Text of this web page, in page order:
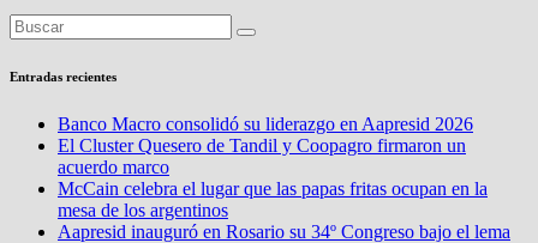
Entradas recientes
Banco Macro consolidó su liderazgo en Aapresid 2026
El Cluster Quesero de Tandil y Coopagro firmaron un
acuerdo marco
McCain celebra el lugar que las papas fritas ocupan en la
mesa de los argentinos
Aapresid inauguró en Rosario su 34º Congreso bajo el lema